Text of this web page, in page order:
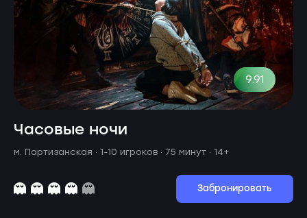
9.91
Часовые ночи
м. Партизанская · 1-10 игроков · 75 минут · 14+
Забронировать